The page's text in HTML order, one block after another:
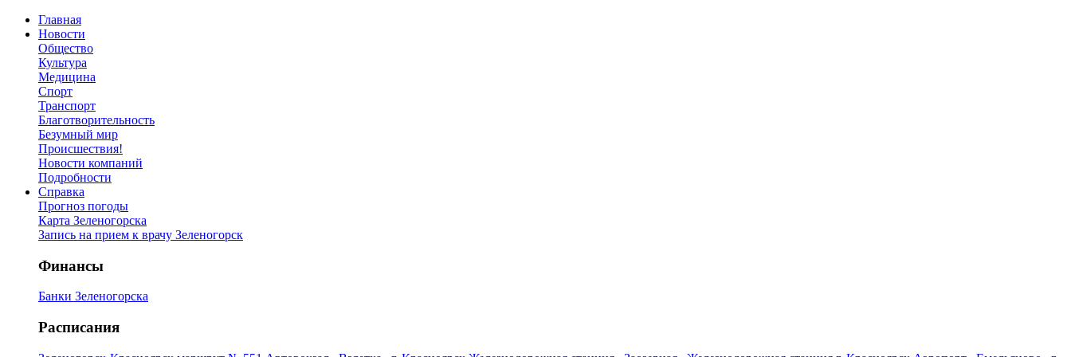
Главная
Новости
Общество
Культура
Медицина
Спорт
Транспорт
Благотворительность
Безумный мир
Происшествия!
Новости компаний
Подробности
Справка
Прогноз погоды
Карта Зеленогорска
Запись на прием к врачу Зеленогорск
Финансы
Банки Зеленогорска
Расписания